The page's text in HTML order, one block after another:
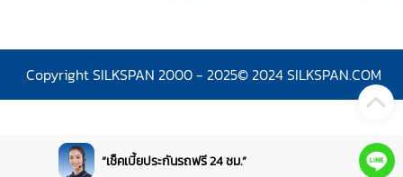
Copyright SILKSPAN 2000 - 2025© 2024 SILKSPAN.COM
“เช็คเบี้ยประกันรถฟรี 24 ชม.”